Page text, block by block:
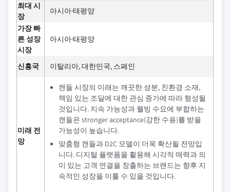
최대 시
장
아시아·태평양
가장 빠
른 성장
시장
아시아·태평양
신흥국 이탈리아, 대한민국, 스페인
미래 전
망
캔들 시장의 미래는 깨끗한 성분, 친환경 소재,
책임 있는 조달에 대한 관심 증가에 따라 형성될
것입니다. 지속 가능성과 웰빙 수요에 부합하는
캔들은 stronger acceptance(강한 수용)를 받을
가능성이 높습니다.
맞춤형 캔들과 D2C 모델이 더욱 확산될 전망입
니다. 디지털 플랫폼을 활용해 시각적 매력과 의
미 있는 고객 연결을 창출하는 브랜드는 향후 지
속적인 성장을 이룰 수 있을 것입니다.